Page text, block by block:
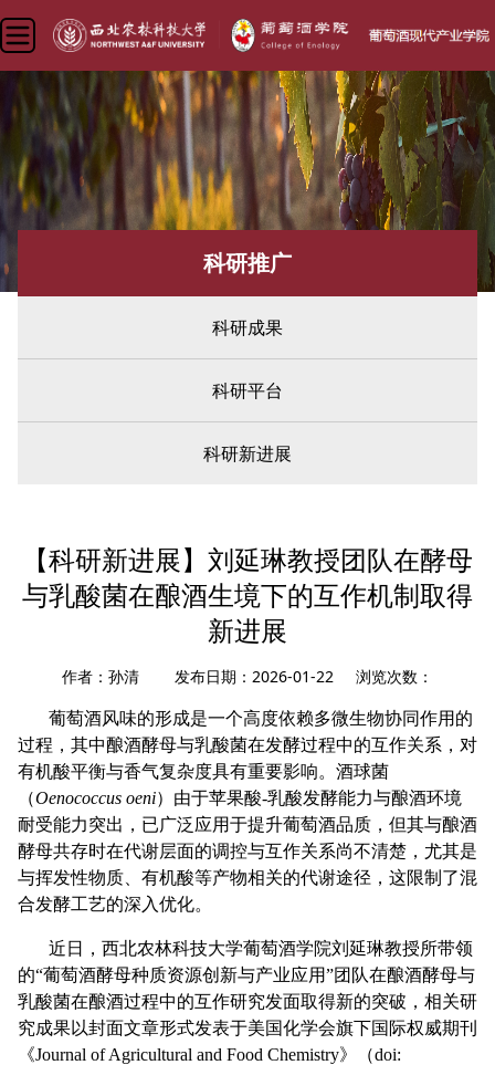
科研推广
科研成果
科研平台
科研新进展
【科研新进展】刘延琳教授团队在酵母
与乳酸菌在酿酒生境下的互作机制取得
新进展
作者：孙清 发布日期：2026-01-22 浏览次数：
葡萄酒风味的形成是一个高度依赖多微生物协同作用的
过程，其中酿酒酵母与乳酸菌在发酵过程中的互作关系，对
有机酸平衡与香气复杂度具有重要影响。酒球菌
（Oenococcus oeni）由于苹果酸-乳酸发酵能力与酿酒环境
耐受能力突出，已广泛应用于提升葡萄酒品质，但其与酿酒
酵母共存时在代谢层面的调控与互作关系尚不清楚，尤其是
与挥发性物质、有机酸等产物相关的代谢途径，这限制了混
合发酵工艺的深入优化。
近日，西北农林科技大学葡萄酒学院刘延琳教授所带领
的“葡萄酒酵母种质资源创新与产业应用”团队在酿酒酵母与
乳酸菌在酿酒过程中的互作研究发面取得新的突破，相关研
究成果以封面文章形式发表于美国化学会旗下国际权威期刊
《Journal of Agricultural and Food Chemistry》（doi: